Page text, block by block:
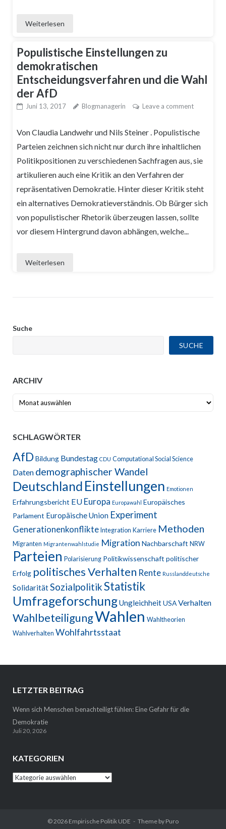
Weiterlesen
Populistische Einstellungen zu
demokratischen
Entscheidungsverfahren und die Wahl
der AfD
Juni 13, 2017 Blogmanagerin Leave a comment
Von Claudia Landwehr und Nils Steiner . Populistische
Parteien zeichnen sich nicht nur durch ihre inhaltlichen
Politikpositionen zu verschiedenen Sachfragen aus, sie
artikulieren auch eine Kritik an den Verfahren der
repräsentativen Demokratie. Hinter dieser Kritik steht
ein alternatives Demokratieverständnis. Ob Bürger sich
von populistischer Rhetorik überzeugen lassen, sollte
vor diesem Hintergrund davon abhängen, welche...
Weiterlesen
Suche
SUCHE
ARCHIV
Archiv
SCHLAGWÖRTER
AfDBildung Bundestag CDU Computational Social Science
Daten demographischer Wandel
Deutschland Einstellungen Emotionen
Erfahrungsbericht EU Europa Europawahl Europäisches
Parlament Europäische Union Experiment
Generationenkonflikte Integration Karriere Methoden
Migranten Migrantenwahlstudie Migration Nachbarschaft NRW
Parteien Polarisierung Politikwissenschaft politischer
Erfolg politisches Verhalten Rente Russlanddeutsche
SolidaritätSozialpolitikStatistik
UmfrageforschungUngleichheitUSAVerhalten
WahlbeteiligungWahlen Wahltheorien
Wahlverhalten Wohlfahrtsstaat
LETZTER BEITRAG
Wenn sich Menschen benachteiligt fühlen: Eine Gefahr für die
Demokratie
Juli 20, 2026
KATEGORIEN
Kategorien
© 2026 Empirische Politik UDE Theme by Puro